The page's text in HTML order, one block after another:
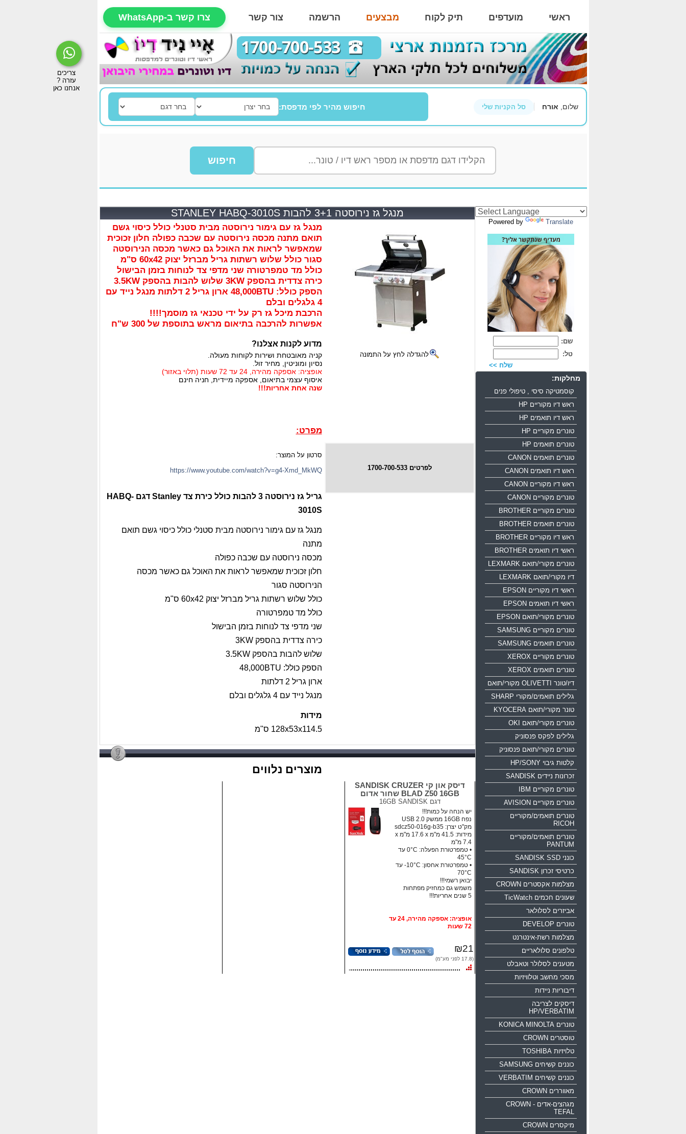
ראשי מועדפים תיק לקוח מבצעים הרשמה צור קשר צרו קשר ב-WhatsApp
שלום, אורח סל הקניות שלי חיפוש מהיר לפי מדפסת:
חיפוש
מנגל גז נירוסטה 3+1 להבות STANLEY HABQ-3010S
להגדלה לחץ על התמונה
לפרטים 1700-700-533
מנגל גז עם גימור נירוסטה מבית סטנלי כולל כיסוי גשם
תואם מתנה מכסה נירוסטה עם שכבה כפולה חלון זכוכית
שמאפשר לראות את האוכל גם כאשר מכסה הנירוסטה
סגור כולל שלוש רשתות גריל מברזל יצוק 60x42 ס"מ
כולל מד טמפרטורה שני מדפי צד לנוחות בזמן הבישול
כירה צדדית בהספק 3KW שלוש להבות בהספק 3.5KW
הספק כולל: 48,000BTU ארון גריל 2 דלתות מנגל נייד עם
4 גלגלים ובלם
הרכבת מיכל גז רק על ידי טכנאי גז מוסמך!!!!
אפשרות להרכבה בתיאום מראש בתוספת של 300 ש"ח
מדוע לקנות אצלנו?
קניה מאובטחת ושירות לקוחות מעולה.
נסיון ומוניטין, מחיר זול.
אופציה: אספקה מהירה, 24 עד 72 שעות (תלוי באזור)
איסוף עצמי בתיאום, אספקה מיידית, חניה חינם
שנה אחת אחריות!!!
מפרט:
סרטון על המוצר:
https://www.youtube.com/watch?v=g4-Xmd_MkWQ
גריל גז נירוסטה 3 להבות כולל כירת צד Stanley
דגם HABQ-
3010S
מנגל גז עם גימור נירוסטה מבית סטנלי כולל כיסוי גשם תואם
מתנה
מכסה נירוסטה עם שכבה כפולה
חלון זכוכית שמאפשר לראות את האוכל גם כאשר מכסה
הנירוסטה סגור
כולל שלוש רשתות גריל מברזל יצוק 60x42 ס"מ
כולל מד טמפרטורה
שני מדפי צד לנוחות בזמן הבישול
כירה צדדית בהספק 3KW
שלוש להבות בהספק 3.5KW
הספק כולל: 48,000BTU
ארון גריל 2 דלתות
מנגל נייד עם 4 גלגלים ובלם
מידות
128x53x114.5 ס"מ
מוצרים נלווים
דיסק און קי SANDISK CRUZER
BLAD Z50 16GB שחור אדום
דגם16GB SANDISK
יש הנחה על כמות!!!
נפח 16GB ממשק USB 2.0
מק"ט יצרן: sdcz50-016g-b35
מידות: ‏41.5 מ"מ x ‏17.6 מ"מ x
‏7.4 מ"מ
• טמפרטורת הפעלה: ‏0°C עד
45°C
• טמפרטורת אחסון:‏ 10°C- עד
70°C
יבואן רשמי!!!
משמש גם כמחזיק מפתחות
5 שנים אחריות!!!
אופציה: אספקה מהירה, 24 עד
72 שעות
₪21
(17.8 לפני מע"מ)
Powered by Translate
שם:
טל:
שלח >>
מחלקות:
קוסמטיקה סיסי , טיפולי פנים
ראש דיו מקוריים HP
ראש דיו תואמים HP
טונרים מקוריים HP
טונרים תואמים HP
טונרים תואמים CANON
ראש דיו תואמים CANON
ראש דיו מקוריים CANON
טונרים מקוריים CANON
טונרים מקוריים BROTHER
טונרים תואמים BROTHER
ראש דיו מקוריים BROTHER
ראשי דיו תואמים BROTHER
טונרים מקורי/תואם LEXMARK
דיו מקורי/תואם LEXMARK
ראשי דיו מקוריים EPSON
ראשי דיו תואמים EPSON
טונרים מקורי/תואם EPSON
טונרים מקוריים SAMSUNG
טונרים תואמים SAMSUNG
טונרים מקוריים XEROX
טונרים תואמים XEROX
דיו/טונר OLIVETTI מקורי/תואם
גלילים תואמים/מקורי SHARP
טונר מקורי/תואם KYOCERA
טונרים מקורי/תואם OKI
גלילים לפקס פנסוניק
טונרים מקורי/תואם פנסוניק
קלטות גיבוי HP/SONY
זכרונות ניידים SANDISK
טונרים מקוריים IBM
טונרים מקוריים AVISION
טונרים תואמים/מקוריים
RICOH
טונרים תואמים/מקוריים
PANTUM
כונני SANDISK SSD
כרטיסי זכרון SANDISK
מצלמות אקסטרים CROWN
שעונים חכמים TicWatch
אביזרים לסלולאר
טונרים DEVELOP
מצלמות רשת-אינטרנט
טלפונים סלולאריים
מטענים לסלולר וטאבלט
מסכי מחשב וטלוויזיות
דיבוריות ניידות
דיסקים לצריבה
HP/VERBATIM
טונרים KONICA MINOLTA
טוסטרים CROWN
טלויזיות TOSHIBA
כוננים קשיחים SAMSUNG
כוננים קשיחים VERBATIM
מאווררים CROWN
מגהצים-אדים CROWN -
TEFAL
מיקסרים CROWN